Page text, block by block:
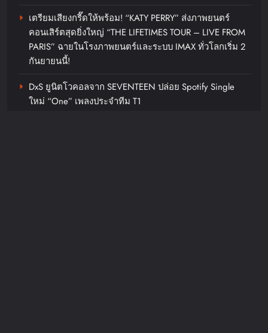
เตรียมเสียงกรี๊ดให้พร้อม! “KATY PERRY” ส่งภาพยนตร์
คอนเสิร์ตสุดยิ่งใหญ่ “THE LIFETIMES TOUR – LIVE FROM
PARIS” ฉายในโรงภาพยนตร์และระบบ IMAX ทั่วโลกเริ่ม 2
กันยายนนี้!
DxS ยูนิตโวคอลจาก SEVENTEEN ปล่อย Spotify Single
ใหม่ “One” เพลงประจำทีม T1